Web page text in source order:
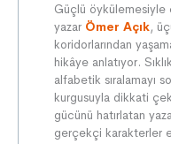
Güçlü
yazar Ömer Açık,
koridorlarından
hikâye anlatıyor.
alfabetik sıralamayı
kurgusuyla dikkati
gücünü hatırlatan
gerçekçi karakterler